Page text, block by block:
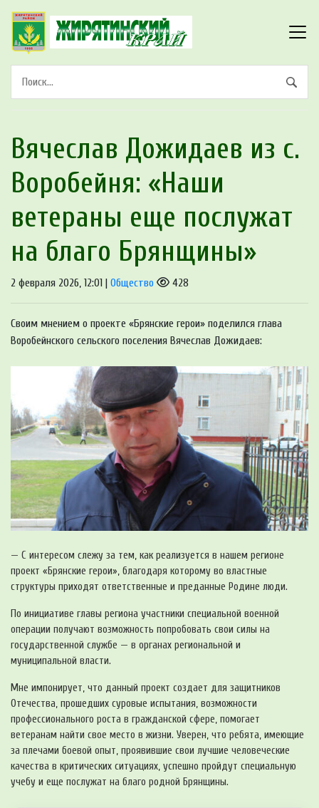
Вячеслав Дожидаев из с.
Воробейня: «Наши
ветераны еще послужат
на благо Брянщины»
2 февраля 2026, 12:01 | Общество 428
Своим мнением о проекте «Брянские герои» поделился глава
Воробейнского сельского поселения Вячеслав Дожидаев:
— С интересом слежу за тем, как реализуется в нашем регионе
проект «Брянские герои», благодаря которому во властные
структуры приходят ответственные и преданные Родине люди.
По инициативе главы региона участники специальной военной
операции получают возможность попробовать свои силы на
государственной службе — в органах региональной и
муниципальной власти.
Мне импонирует, что данный проект создает для защитников
Отечества, прошедших суровые испытания, возможности
профессионального роста в гражданской сфере, помогает
ветеранам найти свое место в жизни. Уверен, что ребята, имеющие
за плечами боевой опыт, проявившие свои лучшие человеческие
качества в критических ситуациях, успешно пройдут специальную
учебу и еще послужат на благо родной Брянщины.